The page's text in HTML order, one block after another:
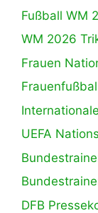
Fußball WM
WM 2026
Frauen
UEFA
DFB